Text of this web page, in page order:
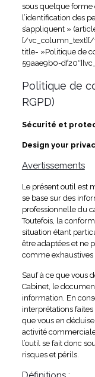
sous quelque forme
l’identification des
s’appliquent »
[/vc_column_text][/
title= »Politique de
59aae9b0-
Politique de
RGPD)
Sécurité et
Design your
Avertissements
Le présent outil est
se base sur des
professionnelle du
Toutefois, la
situation étant
être adaptées et ne
comme exhaustives
Sauf à ce que vous
Cabinet, le
information. En
interprétations
que vous en
activité commerciale
l’outil se fait donc
risques et périls.